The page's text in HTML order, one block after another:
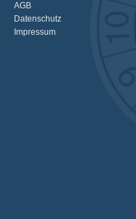
AGB
Datenschutz
Impressum